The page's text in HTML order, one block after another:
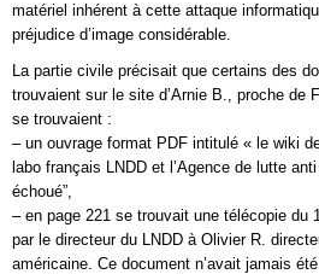
matériel inhérent à cette attaque
préjudice d’image considérable.
La partie civile précisait que certains des
trouvaient sur le site d’Arnie B., proche de
se trouvaient :
– un ouvrage format PDF intitulé « le wiki
labo français LNDD et l’Agence de lutte
échoué”,
– en page 221 se trouvait une télécopie du
par le directeur du LNDD à Olivier R.
américaine. Ce document n’avait jamais